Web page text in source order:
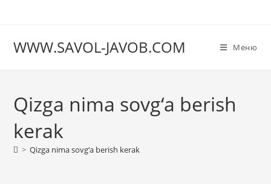
WWW.SAVOL-JAVOB.COM Меню
Qizga nima sovg‘a berish
kerak
> Qizga nima sovg‘a berish kerak